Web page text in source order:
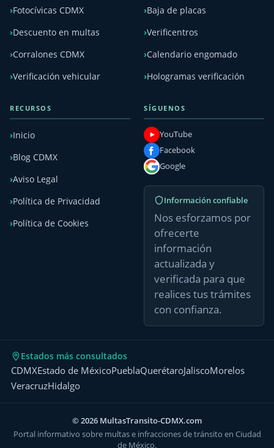
Fotocívicas CDMX
Descuento en multas
Corralones CDMX
Verificación vehicular
Baja de placas
Verificentros
Calendario engomado
Hologramas verificación
RECURSOS
Inicio
Blog CDMX
Aviso Legal
Política de Privacidad
Política de Cookies
SÍGUENOS
YouTube
Facebook
Google
Información confiable
Nos esforzamos por
ofrecerte
información
actualizada y
verificada para que
realices tus trámites
con confianza.
Estados más consultados
CDMXEstado de MéxicoPueblaQuerétaroJaliscoMorelos
VeracruzHidalgo
© 2026 MultasTransito-CDMX.com
Portal informativo sobre multas e infracciones de tránsito en Ciudad
de México.